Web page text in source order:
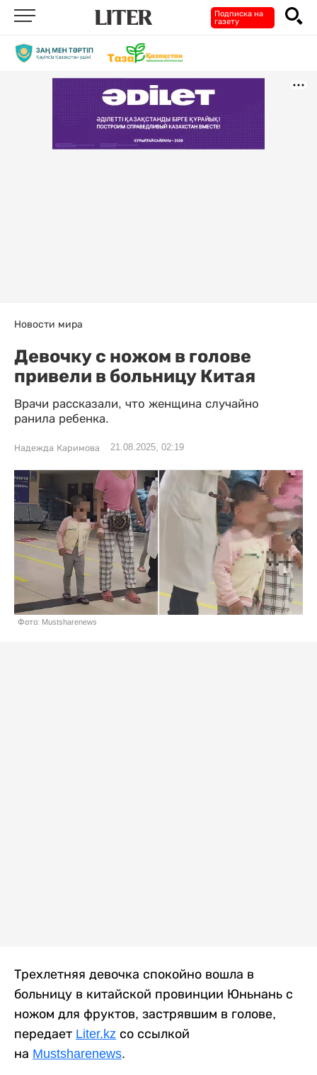
Подписка на
газету
Новости мира
Девочку с ножом в голове
привели в больницу Китая
Врачи рассказали, что женщина случайно
ранила ребенка.
Надежда Каримова 21.08.2025, 02:19
Фото: Mustsharenews
Трехлетняя девочка спокойно вошла в
больницу в китайской провинции Юньнань с
ножом для фруктов, застрявшим в голове,
передает Liter.kz со ссылкой
на Mustsharenews.